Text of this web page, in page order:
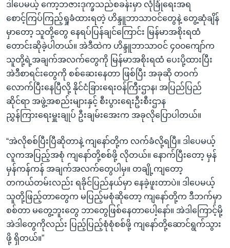
ဒါပေမယ့် ကော့ဘဇားဒုက္ခသည်စခန်းမှာ လုံခြုံရေးအရ
စောင့်ကြပ်ကြည့်ရှုခံထားရတဲ့ ဟိန္ဒူဘာသာဝင်တွေနဲ့ တွေ့ဆုံချိန်
မှာတော့ သူတို့တွေ နေရပ်ပြန်ချင်ကြောင်း မြန်မာအစိုးရထံ
တောင်းဆိုခဲ့ပါတယ်။ အဲဒီထဲက ဟိန္ဒူဘာသာဝင် ၄၀၀ကျော်က
သူတို့ရဲ့အချက်အလက်တွေကို မြန်မာအစိုးရထံ ပေးပို့ထားပြီး
အဲဒီစာရင်းတွေကို စစ်ဆေးနေတာ ဖြစ်ပြီး အခုဆို တဝက်
လောက်ပြီးနေပြီလို့ နိုင်ငံခြားရေးဝန်ကြီးဌာန၊ အပြည်ပြည်
ဆိုင်ရာ အဖွဲ့အစည်းများနှင့် စီးပွားရေးဦးစီးဌာန
ညွှန်ကြားရေးမှူးချုပ် ဦးချမ်းအေးက အခုလိုပြောပါတယ်။
“အဲလိုစစ်ပြီးပြီဆိုတာနဲ့ ကျနော်တို့က လက်ခံလို့ရပြီ။ ဒါပေမယ့်
လူကအပြည့်အစုံ ကျနော်တို့စစ်ဖို့ လိုတယ်။ နောက်ပြီးတော့ မှန်
မှန်ကန်ကန် အချက်အလက်တွေပါမှ။ တချို့ကျတော့
တကယ်တမ်းလည်း ရခိုင်ပြည်နယ်မှာ နေခဲ့ဖူးတာပဲ။ ဒါပေမယ့်
သူတို့ဖြည့်တာတွေက မပြည့်မစုံဆိုတော့ ကျနော်တို့က ဒီဘက်မှာ
စစ်တာ မတွေ့ဘူးတွေ ဘာတွေဖြစ်နေတာပေါ့နော်။ အဲဒါကြောင့်မို့
အဲဒါတွေကိုလည်း ပြည့်ပြည့်စုံစုံစစ်ဖို့ ကျနော်တို့ဆောင်ရွက်သွား
ဖို့ ရှိတယ်။”